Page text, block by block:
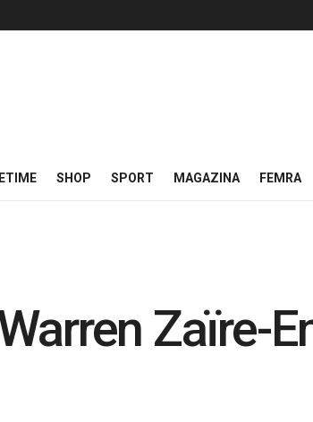
SHOP SPORT MAGAZINA FEMRA
Zaïre-